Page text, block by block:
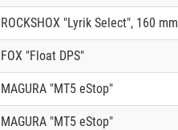
ROCKSHOX "Lyrik Select", 160 mm
FOX "Float DPS"
MAGURA "MT5 eStop"
MAGURA "MT5 eStop"